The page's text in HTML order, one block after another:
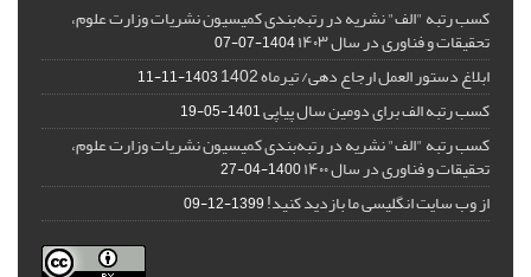
کسب رتبه "الف" نشریه در رتبه‌بندی کمیسیون نشریات وزارت علوم،
تحقیقات و فناوری در سال ۱۴۰۳ 1404-07-07
ابلاغ دستور العمل ارجاع دهی/ تیرماه 1402 1403-11-11
کسب رتبه الف برای دومین سال پیاپی1401-05-19
کسب رتبه "الف" نشریه در رتبه‌بندی کمیسیون نشریات وزارت علوم،
تحقیقات و فناوری در سال ۱۴۰۰ 1400-04-27
از وب سایت انگلیسی ما بازدید کنید!1399-12-09